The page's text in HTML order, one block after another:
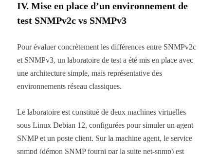
IV. Mise en place d’un environnement de
test SNMPv2c vs SNMPv3
Pour évaluer concrètement les différences entre SNMPv2c
et SNMPv3, un laboratoire de test a été mis en place avec
une architecture simple, mais représentative des
environnements réseau classiques.
Le laboratoire est constitué de deux machines virtuelles
sous Linux Debian 12, configurées pour simuler un agent
SNMP et un poste client. Sur la machine agent, le service
snmpd (démon SNMP fourni par la suite net-snmp) est